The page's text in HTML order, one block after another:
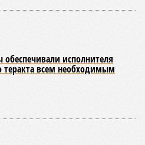
по словам дольщиков,
строители обещают сдать к
2028-го. Но никто при
задается вопросом: как эти
На строительной
дольщиков, регулярно
техника отсутствует. Ни
кранов, ни признаков
том, что до «декабря 2026»